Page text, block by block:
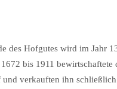
des Hofgutes wird im Jahr
bis 1911 bewirtschaftete
verkauften ihn